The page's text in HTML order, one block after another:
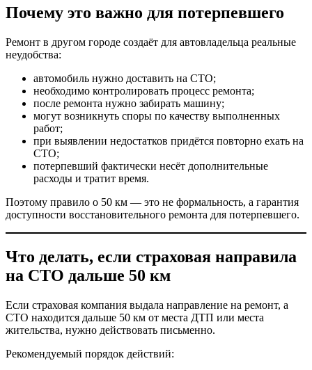
Почему это важно для потерпевшего
Ремонт в другом городе создаёт для автовладельца реальные
неудобства:
автомобиль нужно доставить на СТО;
необходимо контролировать процесс ремонта;
после ремонта нужно забирать машину;
могут возникнуть споры по качеству выполненных
работ;
при выявлении недостатков придётся повторно ехать на
СТО;
потерпевший фактически несёт дополнительные
расходы и тратит время.
Поэтому правило о 50 км — это не формальность, а гарантия
доступности восстановительного ремонта для потерпевшего.
Что делать, если страховая направила
на СТО дальше 50 км
Если страховая компания выдала направление на ремонт, а
СТО находится дальше 50 км от места ДТП или места
жительства, нужно действовать письменно.
Рекомендуемый порядок действий: